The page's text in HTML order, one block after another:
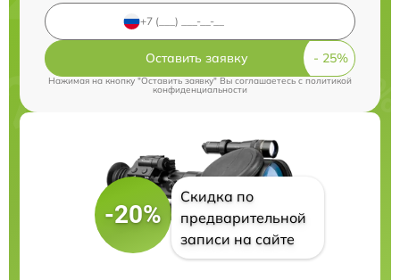
Оставить заявку
Нажимая на кнопку "Оставить заявку" Вы соглашаетесь cполитикой
конфиденциальности
-20%
Скидка по
предварительной
записи на сайте